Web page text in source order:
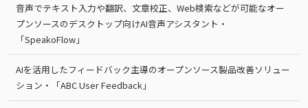
音声でテキスト入力や翻訳、文章校正、Web検索などが可能なオー
プンソースのデスクトップ向けAI音声アシスタント・
「SpeakoFlow」
AIを活用したフィードバック主導のオープンソース製品改善ソリュー
ション・「ABC User Feedback」